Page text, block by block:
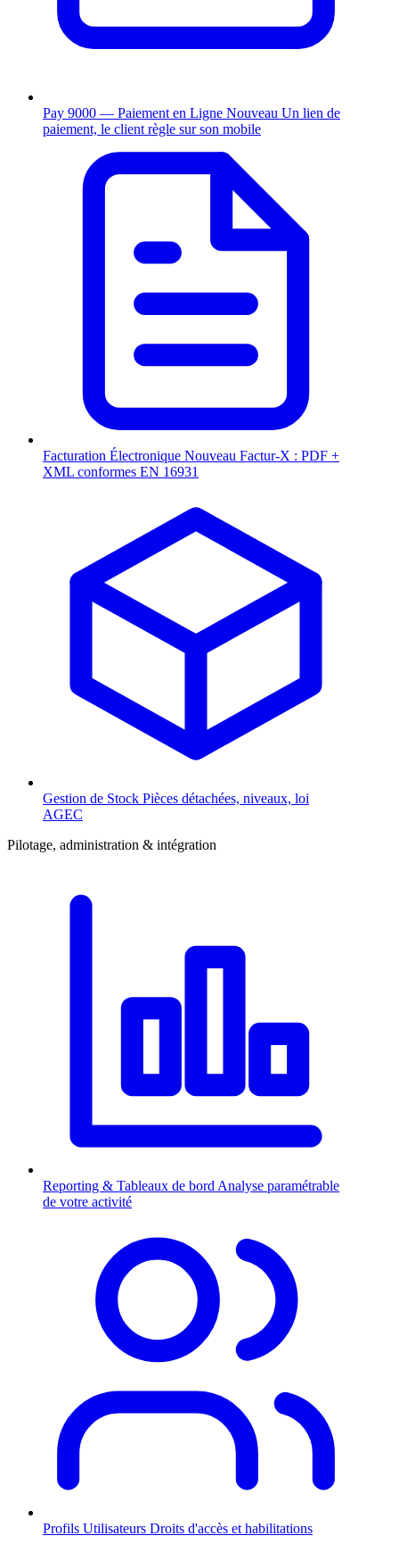
Pay 9000 — Paiement en Ligne Nouveau Un lien de
paiement, le client règle sur son mobile
Facturation Électronique Nouveau Factur-X : PDF +
XML conformes EN 16931
Gestion de Stock Pièces détachées, niveaux, loi
AGEC
Pilotage, administration & intégration
Reporting & Tableaux de bord Analyse paramétrable
de votre activité
Profils Utilisateurs Droits d'accès et habilitations